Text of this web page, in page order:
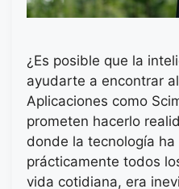
¿Es posible que la
ayudarte a encontrar
Aplicaciones como
prometen hacerlo
donde la tecnología
prácticamente todos
vida cotidiana, era